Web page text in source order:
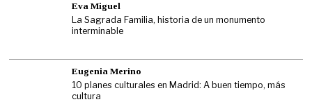
Eva Miguel
La Sagrada Familia, historia de un monumento
interminable
Eugenia Merino
10 planes culturales en Madrid: A buen tiempo, más
cultura